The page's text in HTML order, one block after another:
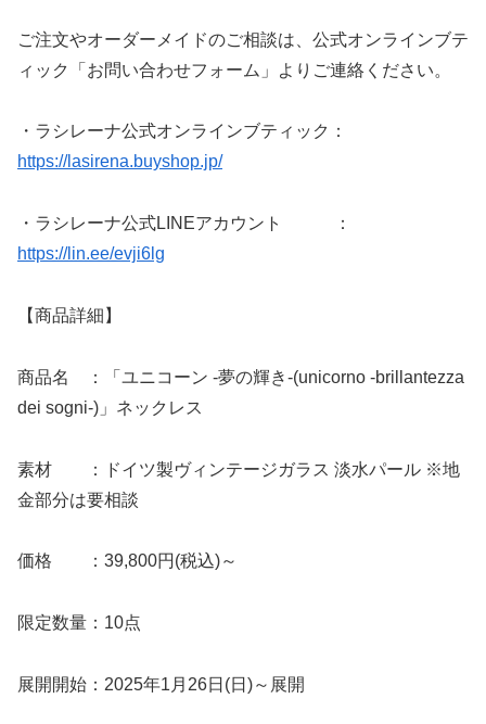
ご注文やオーダーメイドのご相談は、公式オンラインブテ
ィック「お問い合わせフォーム」よりご連絡ください。
・ラシレーナ公式オンラインブティック：
https://lasirena.buyshop.jp/
・ラシレーナ公式LINEアカウント ：
https://lin.ee/evji6lg
【商品詳細】
商品名 ：「ユニコーン -夢の輝き-(unicorno -brillantezza
dei sogni-)」ネックレス
素材 ：ドイツ製ヴィンテージガラス 淡水パール ※地
金部分は要相談
価格 ：39,800円(税込)～
限定数量：10点
展開開始：2025年1月26日(日)～展開